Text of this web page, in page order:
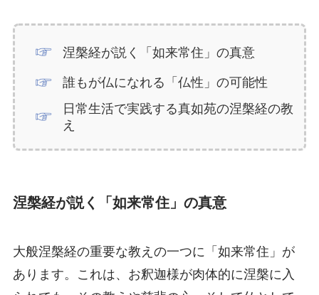
涅槃経が説く「如来常住」の真意
誰もが仏になれる「仏性」の可能性
日常生活で実践する真如苑の涅槃経の教
え
涅槃経が説く「如来常住」の真意
大般涅槃経の重要な教えの一つに「如来常住」が
あります。これは、お釈迦様が肉体的に涅槃に入